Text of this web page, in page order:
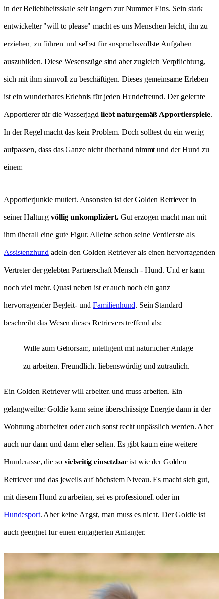
in der Beliebtheitsskale seit langem zur Nummer Eins. Sein stark
entwickelter "will to please" macht es uns Menschen leicht, ihn zu
erziehen, zu führen und selbst für anspruchsvollste Aufgaben
auszubilden. Diese Wesenszüge sind aber zugleich Verpflichtung,
sich mit ihm sinnvoll zu beschäftigen. Dieses gemeinsame Erleben
ist ein wunderbares Erlebnis für jeden Hundefreund. Der gelernte
Apportierer für die Wasserjagd liebt naturgemäß Apportierspiele.
In der Regel macht das kein Problem. Doch solltest du ein wenig
aufpassen, dass das Ganze nicht überhand nimmt und der Hund zu
einem
Apportierjunkie mutiert. Ansonsten ist der Golden Retriever in
seiner Haltung völlig unkompliziert. Gut erzogen macht man mit
ihm überall eine gute Figur. Alleine schon seine Verdienste als
Assistenzhund adeln den Golden Retriever als einen hervorragenden
Vertreter der gelebten Partnerschaft Mensch - Hund. Und er kann
noch viel mehr. Quasi neben ist er auch noch ein ganz
hervorragender Begleit- und Familienhund. Sein Standard
beschreibt das Wesen dieses Retrievers treffend als:
Wille zum Gehorsam, intelligent mit natürlicher Anlage
zu arbeiten. Freundlich, liebenswürdig und zutraulich.
Ein Golden Retriever will arbeiten und muss arbeiten. Ein
gelangweilter Goldie kann seine überschüssige Energie dann in der
Wohnung abarbeiten oder auch sonst recht unpässlich werden. Aber
auch nur dann und dann eher selten. Es gibt kaum eine weitere
Hunderasse, die so vielseitig einsetzbar ist wie der Golden
Retriever und das jeweils auf höchstem Niveau. Es macht sich gut,
mit diesem Hund zu arbeiten, sei es professionell oder im
Hundesport. Aber keine Angst, man muss es nicht. Der Goldie ist
auch geeignet für einen engagierten Anfänger.